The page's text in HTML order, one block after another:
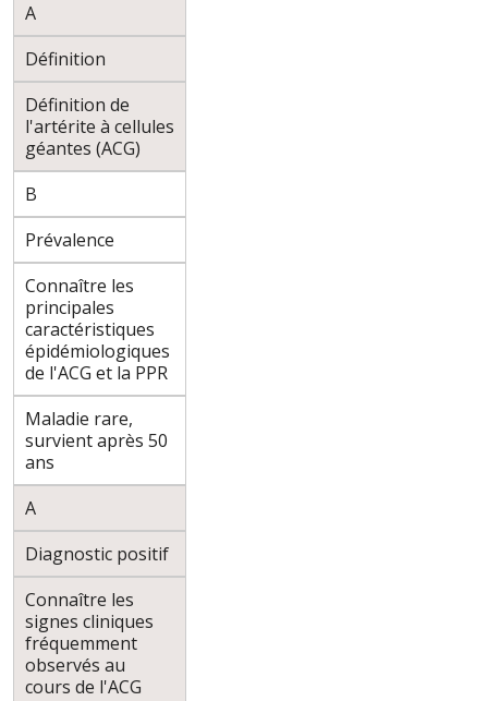
A
Définition
Définition de
l'artérite à cellules
géantes (ACG)
B
Prévalence
Connaître les
principales
caractéristiques
épidémiologiques
de l'ACG et la PPR
Maladie rare,
survient après 50
ans
A
Diagnostic positif
Connaître les
signes cliniques
fréquemment
observés au
cours de l'ACG